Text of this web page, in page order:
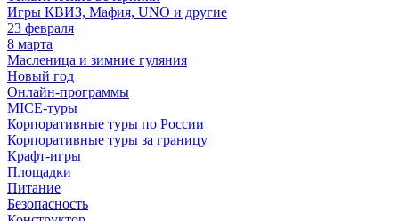
Игры КВИЗ, Мафия, UNO и другие
23 февраля
8 марта
Масленица и зимние гуляния
Новый год
Онлайн-программы
MICE‑туры
Корпоративные туры по России
Корпоративные туры за границу
Крафт-игры
Площадки
Питание
Безопасность